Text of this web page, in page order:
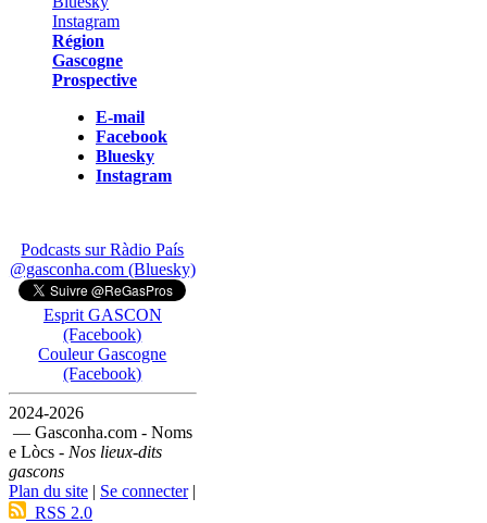
Région
Gascogne
Prospective
E-mail
Facebook
Bluesky
Instagram
Podcasts sur Ràdio País
@gasconha.com (Bluesky)
Esprit GASCON
(Facebook)
Couleur Gascogne
(Facebook)
2024-2026
— Gasconha.com - Noms
e Lòcs - Nos lieux-dits
gascons
Plan du site | Se connecter|
RSS 2.0